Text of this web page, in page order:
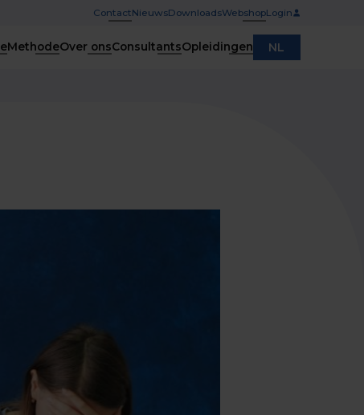
ContactNieuwsDownloadsWebshopLogin
MethodeOver onsConsultantsOpleidingen NL